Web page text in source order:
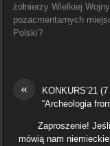
żołnierzy Wielkiej
pozacmentarnych
Polski?
«
KONKURS’21
“Archeologia
Zaproszenie!
mówią nam